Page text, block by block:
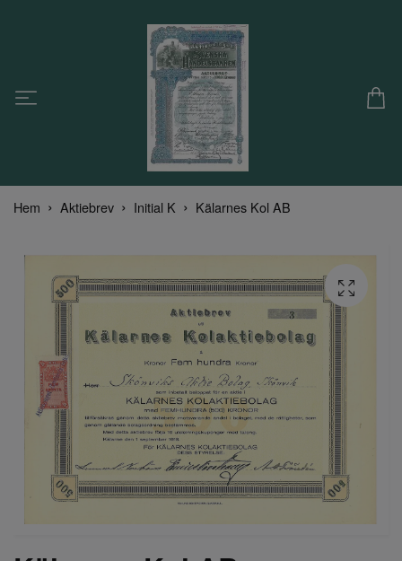
Hem Aktiebrev Initial K Kälarnes Kol AB